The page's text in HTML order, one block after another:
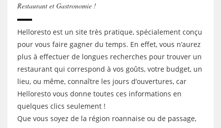
Restaurant et Gastronomie !
Helloresto est un site très pratique, spécialement conçu
pour vous faire gagner du temps. En effet, vous n’aurez
plus à effectuer de longues recherches pour trouver un
restaurant qui correspond à vos goûts, votre budget, un
lieu, ou même, connaître les jours d’ouvertures, car
Helloresto vous donne toutes ces informations en
quelques clics seulement !
Que vous soyez de la région roannaise ou de passage,